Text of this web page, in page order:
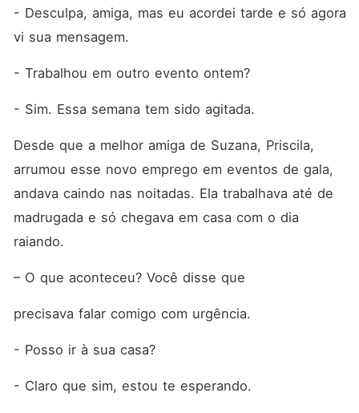
- Desculpa, amiga, mas eu acordei tarde e só agora
vi sua mensagem.
- Trabalhou em outro evento ontem?
- Sim. Essa semana tem sido agitada.
Desde que a melhor amiga de Suzana, Priscila,
arrumou esse novo emprego em eventos de gala,
andava caindo nas noitadas. Ela trabalhava até de
madrugada e só chegava em casa com o dia
raiando.
– O que aconteceu? Você disse que
precisava falar comigo com urgência.
- Posso ir à sua casa?
- Claro que sim, estou te esperando.